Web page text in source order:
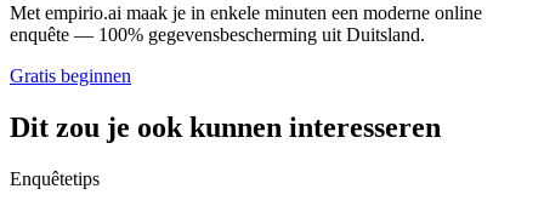
Met empirio.ai maak je in enkele minuten een moderne online
enquête — 100% gegevensbescherming uit Duitsland.
Gratis beginnen
Dit zou je ook kunnen interesseren
Enquêtetips